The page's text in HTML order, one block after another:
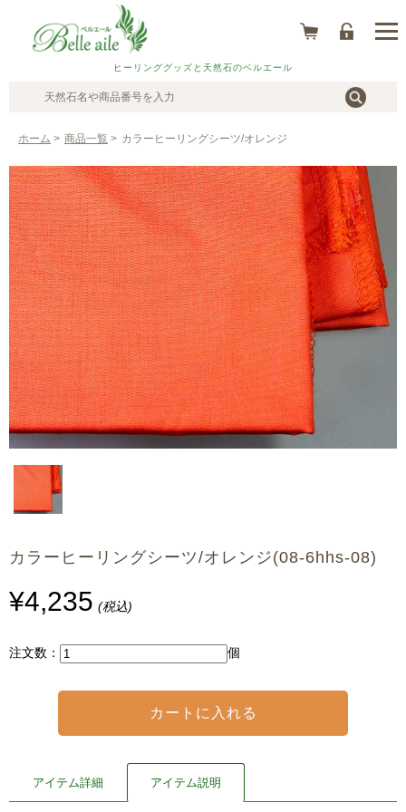
ヒーリンググッズと天然石のベルエール
ホーム > 商品一覧 > カラーヒーリングシーツ/オレンジ
カラーヒーリングシーツ/オレンジ(08-6hhs-08)
¥4,235 (税込)
注文数： 個
アイテム詳細 アイテム説明